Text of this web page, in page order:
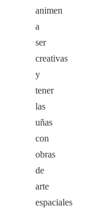
animen
a
ser
creativas
y
tener
las
uñas
con
obras
de
arte
espaciales